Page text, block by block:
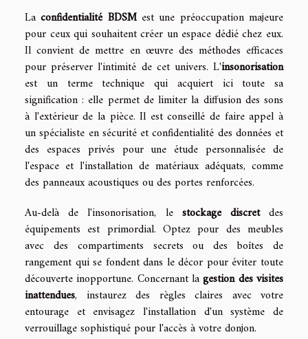
Laconfidentialité BDSMest une préoccupation majeure
pour ceux qui souhaitent créer un espace dédié chez eux.
Il convient de mettre en œuvre des méthodes efficaces
pour préserver l'intimité de cet univers. L'insonorisation
est un terme technique qui acquiert ici toute sa
signification : elle permet de limiter la diffusion des sons
à l'extérieur de la pièce. Il est conseillé de faire appel à
un spécialiste en sécurité et confidentialité des données et
des espaces privés pour une étude personnalisée de
l'espace et l'installation de matériaux adéquats, comme
des panneaux acoustiques ou des portes renforcées.
Au-delà de l'insonorisation, le stockage discretdes
équipements est primordial. Optez pour des meubles
avec des compartiments secrets ou des boîtes de
rangement qui se fondent dans le décor pour éviter toute
découverte inopportune. Concernant lagestion des visites
inattendues, instaurez des règles claires avec votre
entourage et envisagez l'installation d'un système de
verrouillage sophistiqué pour l'accès à votre donjon.